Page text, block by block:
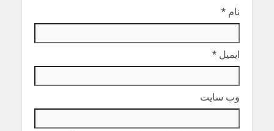
نام *
ایمیل *
وب‌ سایت